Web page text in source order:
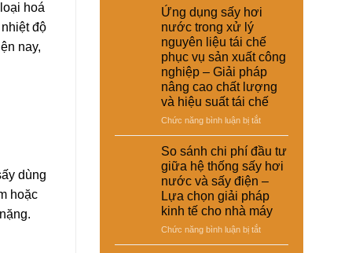
hoá
độ
nay,
dùng
hoặc
báo
hoạt
động
của
CÔNG
TY
Ứng dụng sấy hơi
nước trong xử lý
nguyên liệu tái chế
phục vụ sản xuất công
nghiệp – Giải pháp
nâng cao chất lượng
và hiệu suất tái chế
Chức năng bình luận bị tắtở
dụng
sấy
hơi
trong
xử
lý
So sánh chi phí đầu tư
giữa hệ thống sấy hơi
nước và sấy điện –
Lựa chọn giải pháp
kinh tế cho nhà máy
Chức năng bình luận bị tắtở